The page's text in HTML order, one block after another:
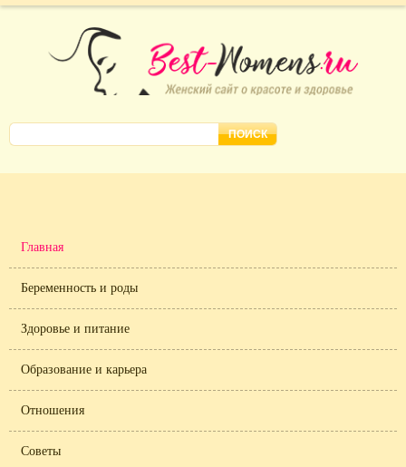
Главная
Беременность и роды
Здоровье и питание
Образование и карьера
Отношения
Советы